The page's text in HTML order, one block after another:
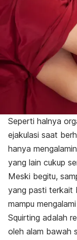
Seperti halnya
ejakulasi saat
hanya
yang lain cukup
Meski begitu,
yang pasti terkait
mampu mengalami
Squirting adalah
oleh alam bawah